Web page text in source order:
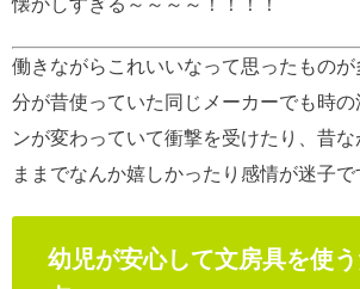
懐かしすぎる～～～～！！！！
働きながらこれいいなって思ったもの
分が昔使っていた同じメーカーでも時の
ンが変わっていて衝撃を受けたり、昔
ままでなんか嬉しかったり感情が迷子で
幼児が安心して文房具を使